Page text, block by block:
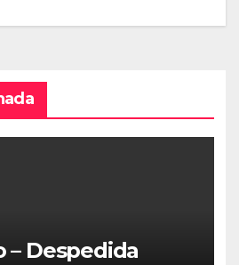
– Despedida